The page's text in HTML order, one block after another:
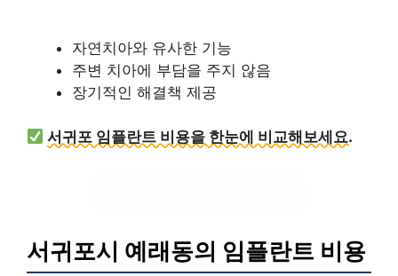
자연치아와 유사한 기능
주변 치아에 부담을 주지 않음
장기적인 해결책 제공
서귀포 임플란트 비용을 한눈에 비교해보세요.
서귀포시 예래동의 임플란트 비용